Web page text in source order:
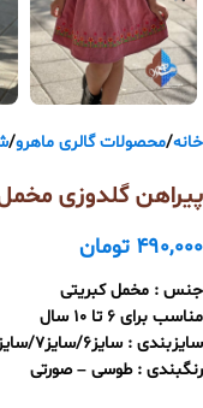
خانه محصولات گالری ماهرو
پیراهن گلدوزی
490,000 تومان
جنس : مخمل کبریتی
مناسب برای 6 تا 10 سال
سایزبندی : سایز6/سایز7/سایز 8/سایز9/سایز10
رنگبندی : طوسی – صورتی